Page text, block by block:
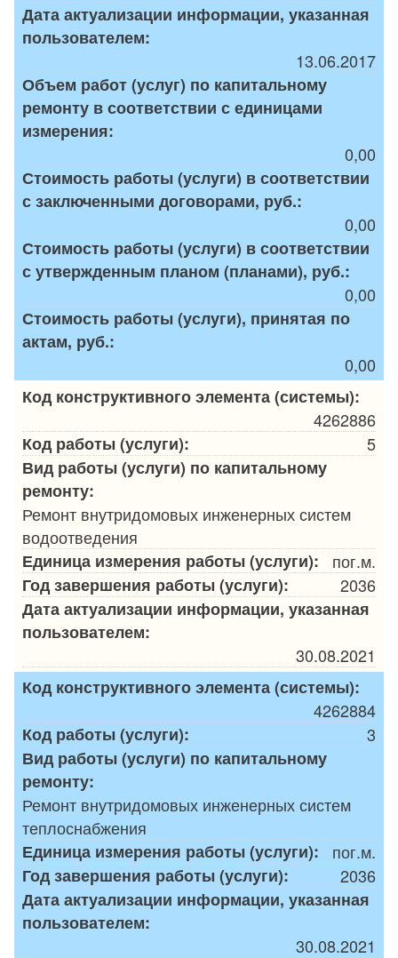
Дата актуализации информации, указанная
пользователем:
13.06.2017
Объем работ (услуг) по капитальному
ремонту в соответствии с единицами
измерения:
0,00
Стоимость работы (услуги) в соответствии
с заключенными договорами, руб.:
0,00
Стоимость работы (услуги) в соответствии
с утвержденным планом (планами), руб.:
0,00
Стоимость работы (услуги), принятая по
актам, руб.:
0,00
Код конструктивного элемента (системы):
4262886
Код работы (услуги):
5
Вид работы (услуги) по капитальному
ремонту:
Ремонт внутридомовых инженерных систем
водоотведения
Единица измерения работы (услуги):
пог.м.
Год завершения работы (услуги):
2036
Дата актуализации информации, указанная
пользователем:
30.08.2021
Код конструктивного элемента (системы):
4262884
Код работы (услуги):
3
Вид работы (услуги) по капитальному
ремонту:
Ремонт внутридомовых инженерных систем
теплоснабжения
Единица измерения работы (услуги):
пог.м.
Год завершения работы (услуги):
2036
Дата актуализации информации, указанная
пользователем:
30.08.2021